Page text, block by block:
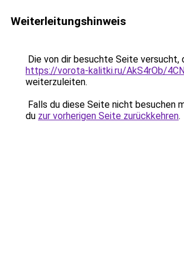
Weiterleitungshinweis
Die von dir besuchte Seite versucht,
https://vorota-kalitki.ru/AkS4rOb/
weiterzuleiten.
Falls du diese Seite nicht besuchen
du zur vorherigen Seite zurückkehren.